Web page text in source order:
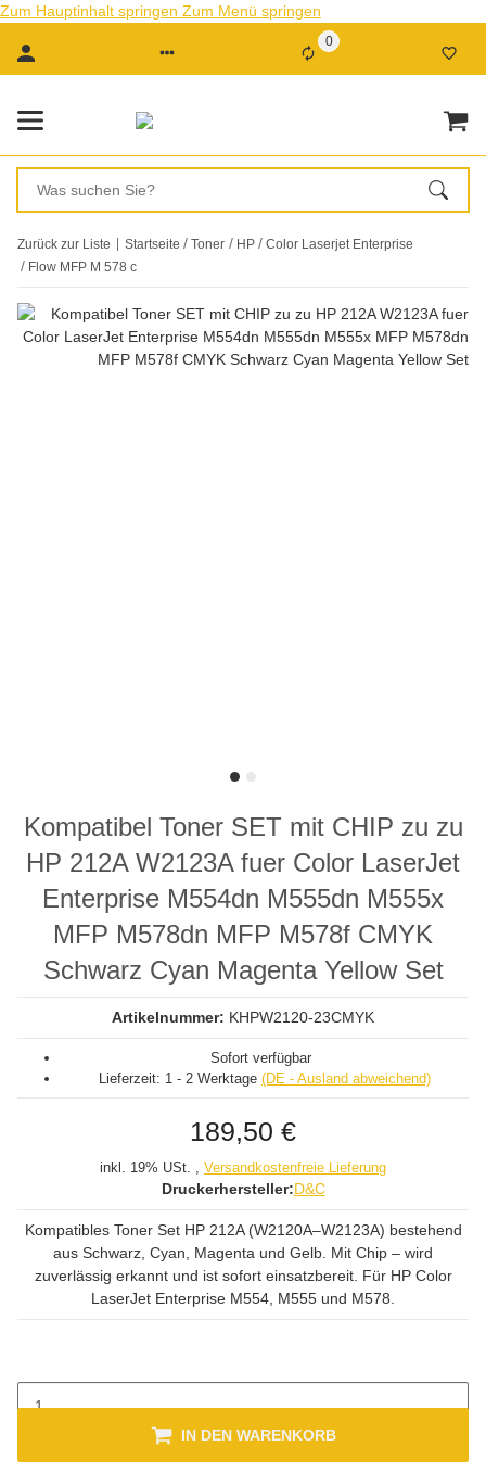
Zum Hauptinhalt springen Zum Menü springen
0
Zurück zur Liste Startseite Toner HP
Color Laserjet Enterprise
Flow MFP M 578 c
Kompatibel Toner SET mit CHIP zu zu
HP 212A W2123A fuer Color LaserJet
Enterprise M554dn M555dn M555x
MFP M578dn MFP M578f CMYK
Schwarz Cyan Magenta Yellow Set
Artikelnummer: KHPW2120-23CMYK
Sofort verfügbar
Lieferzeit: 1 - 2 Werktage (DE - Ausland abweichend)
189,50 €
inkl. 19% USt. , Versandkostenfreie Lieferung
Druckerhersteller:D&C
Kompatibles Toner Set HP 212A (W2120A–W2123A) bestehend
aus Schwarz, Cyan, Magenta und Gelb. Mit Chip – wird
zuverlässig erkannt und ist sofort einsatzbereit. Für HP Color
LaserJet Enterprise M554, M555 und M578.
IN DEN WARENKORB